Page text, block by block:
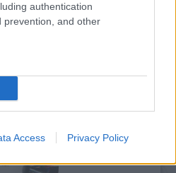
authentication
prevention, and other
Access Privacy Policy
MÚZEUM?!